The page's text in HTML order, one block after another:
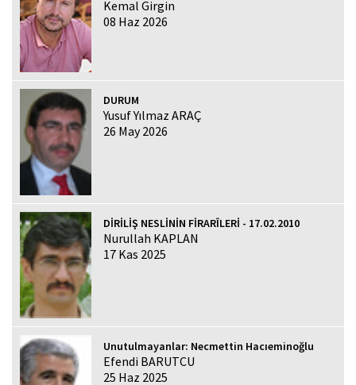
Kemal Girgin
08 Haz 2026
DURUM
Yusuf Yılmaz ARAÇ
26 May 2026
DİRİLİŞ NESLİNİN FİRARÎLERİ - 17.02.2010
Nurullah KAPLAN
17 Kas 2025
Unutulmayanlar: Necmettin Hacıeminoğlu
Efendi BARUTCU
25 Haz 2025